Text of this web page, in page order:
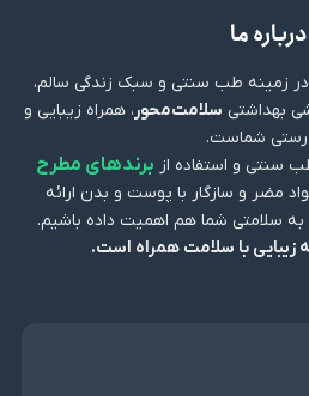
درباره ما
در زمینه طب سنتی و سبک زندگی سالم،
بهداشتی سلامت‌محور ، همراه زیبایی و
شماست.
سنتی و استفاده از برندهای مطرح
مضر و سازگار با پوست و بدن ارائه
به سلامتی شما هم اهمیت داده باشیم.
زیبایی با سلامت همراه است.